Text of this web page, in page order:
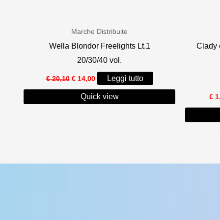
Marche Distribuite
Wella Blondor Freelights Lt.1
20/30/40 vol.
€20,10 Il
prezzo
originale
era:
€14,00Il
prezzo
attuale
è:
Leggi tutto
Quick view
Clady
€